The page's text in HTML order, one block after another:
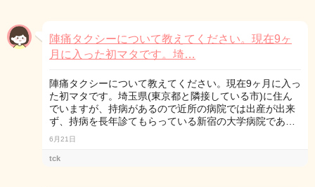
陣痛タクシーについて教えてください。現在9ヶ
月に入った初マタです。埼…
陣痛タクシーについて教えてください。現在9ヶ月に入っ
た初マタです。埼玉県(東京都と隣接している市)に住ん
でいますが、持病があるので近所の病院では出産が出来
ず、持病を長年診てもらっている新宿の大学病院であ…
6月21日
tck